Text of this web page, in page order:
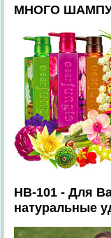
МНОГО
HB-101 - Для
натуральные